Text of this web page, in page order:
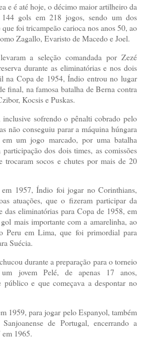
e é até hoje, o décimo maior artilheiro da
gols em 218 jogos, sendo um dos
foi tricampeão carioca nos anos 50, ao
Zagallo, Evaristo de Macedo e Joel.
a seleção comandada por Zezé
durante as eliminatórias e nos dois
na Copa de 1954, Índio entrou no lugar
final, na famosa batalha de Berna contra
Kocsis e Puskas.
sofrendo o pênalti cobrado pelo
não conseguiu parar a máquina húngara
um jogo marcado, por uma batalha
dos dois times, as comissões
trocaram socos e chutes por mais de 20
1957, Índio foi jogar no Corinthians,
atuações, que o fizeram participar da
das eliminatórias para Copa de 1958, em
mais importante com a amarelinha, ao
Peru em Lima, que foi primordial para
Suécia.
durante a preparação para o torneio
jovem Pelé, de apenas 17 anos,
público e que começava a despontar no
1959, para jogar pelo Espanyol, também
de Portugal, encerrando a
1965.